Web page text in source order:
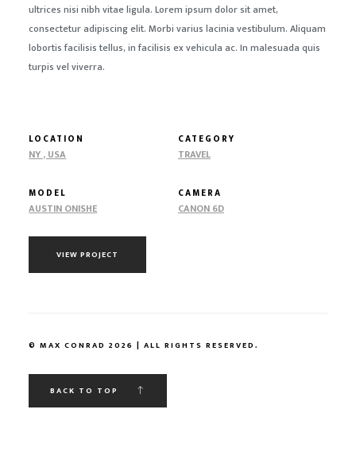
ultrices nisi nibh vitae ligula. Lorem ipsum dolor sit amet,
consectetur adipiscing elit. Morbi varius lacinia vestibulum. Aliquam
lobortis facilisis tellus, in facilisis ex vehicula ac. In malesuada quis
turpis vel viverra.
LOCATION
NY , USA
CATEGORY
TRAVEL
MODEL
AUSTIN ONISHE
CAMERA
CANON 6D
VIEW PROJECT
© MAX CONRAD 2026 | ALL RIGHTS RESERVED.
BACK TO TOP